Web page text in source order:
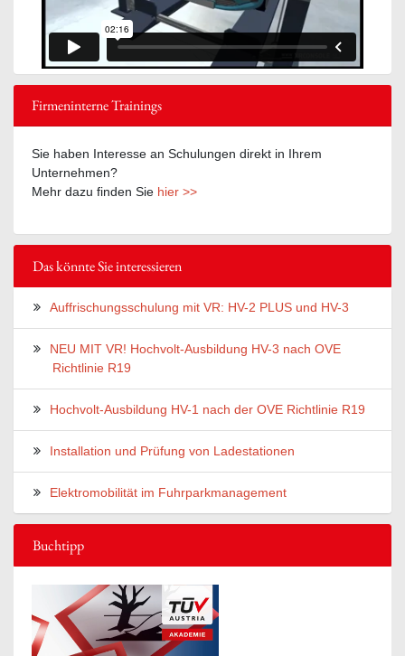
Firmeninterne Trainings
Sie haben Interesse an Schulungen direkt in Ihrem
Unternehmen?
Mehr dazu finden Sie hier >>
Das könnte Sie interessieren
Auffrischungsschulung mit VR: HV-2 PLUS und HV-3
NEU MIT VR! Hochvolt-Ausbildung HV-3 nach OVE
Richtlinie R19
Hochvolt-Ausbildung HV-1 nach der OVE Richtlinie R19
Installation und Prüfung von Ladestationen
Elektromobilität im Fuhrparkmanagement
Buchtipp